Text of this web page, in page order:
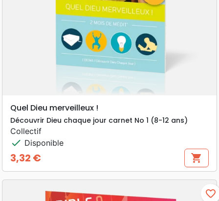
Quel Dieu merveilleux !
Découvrir Dieu chaque jour carnet No 1 (8-12 ans)
Collectif
check Disponible
Prix
3,32 € shopping_cart
favorite_border